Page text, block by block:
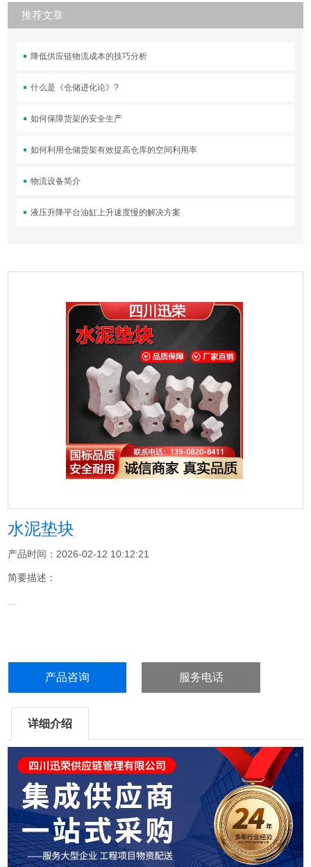
推荐文章
降低供应链物流成本的技巧分析
什么是《仓储进化论》?
如何保障货架的安全生产
如何利用仓储货架有效提高仓库的空间利用率
物流设备简介
液压升降平台油缸上升速度慢的解决方案
水泥垫块
产品时间：2026-02-12 10:12:21
简要描述：
...
产品咨询 服务电话
详细介绍